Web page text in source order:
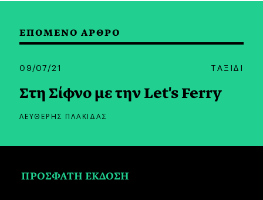
ΕΠΟΜΕΝΟ ΑΡΘΡΟ
09/07/21 ΤΑΞΙΔΙ
Στη Σίφνο με την Let's Ferry
ΛΕΥΘΕΡΗΣ ΠΛΑΚΙΔΑΣ
ΠΡΟΣΦΑΤΗ ΕΚΔΟΣΗ